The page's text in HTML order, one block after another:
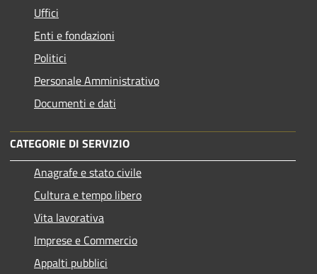
Uffici
Enti e fondazioni
Politici
Personale Amministrativo
Documenti e dati
CATEGORIE DI SERVIZIO
Anagrafe e stato civile
Cultura e tempo libero
Vita lavorativa
Imprese e Commercio
Appalti pubblici